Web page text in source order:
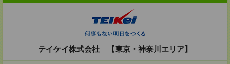
テイケイ株式会社 【東京・神奈川エリア】